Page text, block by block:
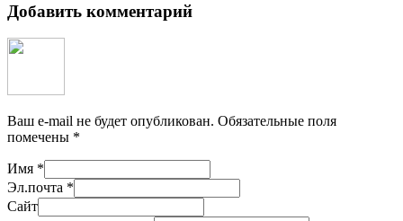
Добавить комментарий
Ваш e-mail не будет опубликован. Обязательные поля
помечены *
Имя *
Эл.почта *
Сайт